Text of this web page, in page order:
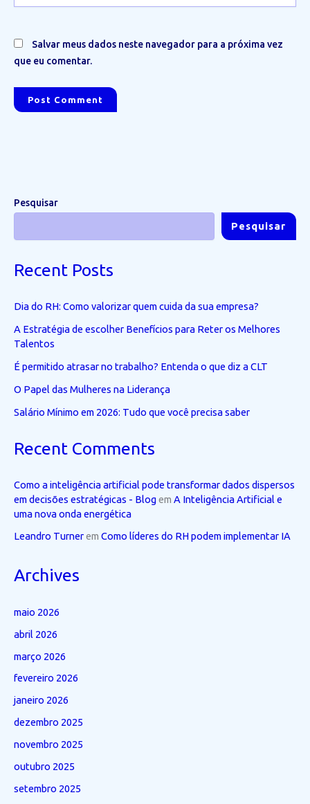
Salvar meus dados neste navegador para a próxima vez
que eu comentar.
Pesquisar
Pesquisar
Recent Posts
Dia do RH: Como valorizar quem cuida da sua empresa?
A Estratégia de escolher Benefícios para Reter os Melhores
Talentos
É permitido atrasar no trabalho? Entenda o que diz a CLT
O Papel das Mulheres na Liderança
Salário Mínimo em 2026: Tudo que você precisa saber
Recent Comments
Como a inteligência artificial pode transformar dados dispersos
em decisões estratégicas - Blogem A Inteligência Artificial e
uma nova onda energética
Leandro Turnerem Como líderes do RH podem implementar IA
Archives
maio 2026
abril 2026
março 2026
fevereiro 2026
janeiro 2026
dezembro 2025
novembro 2025
outubro 2025
setembro 2025